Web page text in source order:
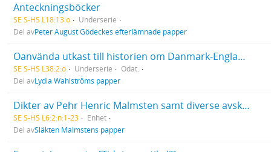
Anteckningsböcker
SE S-HS L18:13:o
Underserie
Del avPeter August Gödeckes efterlämnade papper
Oanvända utkast till historien om Danmark-England 1807
SE S-HS L38:2:o Underserie
Odat.
Del avLydia Wahlströms papper
Dikter av Pehr Henric Malmsten samt diverse avskrifter från andra författare
SE S-HS L6:2:n:1-23
Enhet
Del avSläkten Malmstens papper